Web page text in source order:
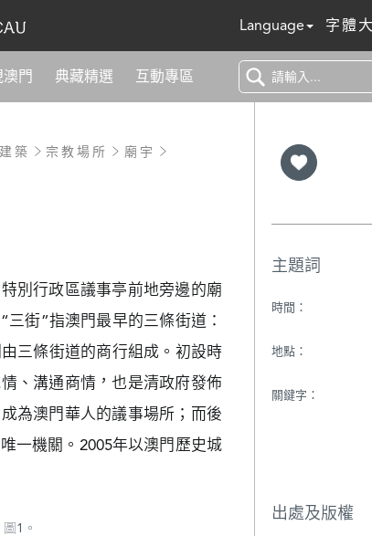
Language 字體
門 典藏精選 互動專區
築 宗教場所
廟宇
別行政區議事亭前地旁邊的廟
街”指澳門最早的三條街道：
三條街道的商行組成。初設時
、溝通商情，也是清政府發佈
為澳門華人的議事場所；而後
一機關。2005年以澳門歷史城
1。
主題詞
時間：
地點：
關鍵字：
出處及版權